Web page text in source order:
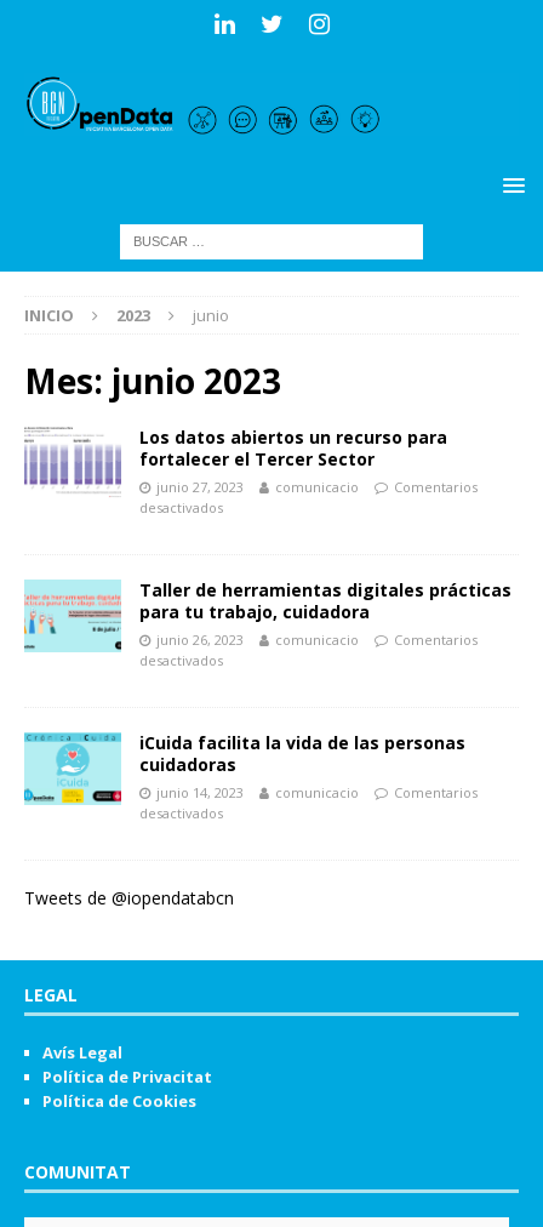
INICIO 2023 junio
Mes: junio 2023
Los datos abiertos un recurso para
fortalecer el Tercer Sector
junio 27, 2023 comunicacio
Comentarios
desactivados
Taller de herramientas digitales prácticas
para tu trabajo, cuidadora
junio 26, 2023 comunicacio
Comentarios
desactivados
iCuida facilita la vida de las personas
cuidadoras
junio 14, 2023 comunicacio
Comentarios
desactivados
Tweets de @iopendatabcn
LEGAL
Avís Legal
Política de Privacitat
Política de Cookies
COMUNITAT